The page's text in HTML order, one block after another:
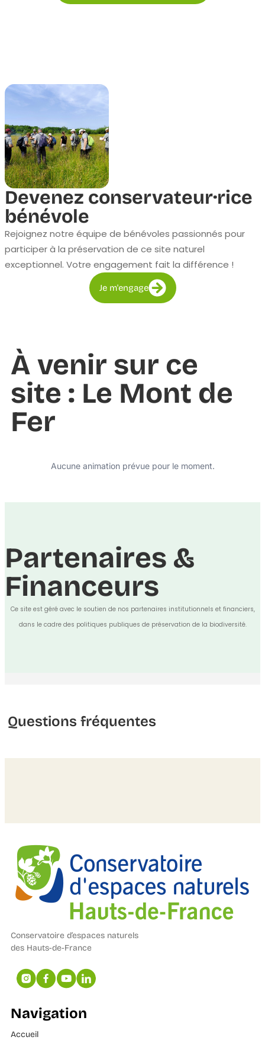
Devenez conservateur·rice
bénévole
Rejoignez notre équipe de bénévoles passionnés pour
participer à la préservation de ce site naturel
exceptionnel. Votre engagement fait la différence !
Je m'engage
À venir sur ce
site : Le Mont de
Fer
Aucune animation prévue pour le moment.
Partenaires &
Financeurs
Ce site est géré avec le soutien de nos partenaires institutionnels et financiers,
dans le cadre des politiques publiques de préservation de la biodiversité.
Questions fréquentes
Conservatoire d’espaces naturels
des Hauts-de-France
Navigation
Accueil